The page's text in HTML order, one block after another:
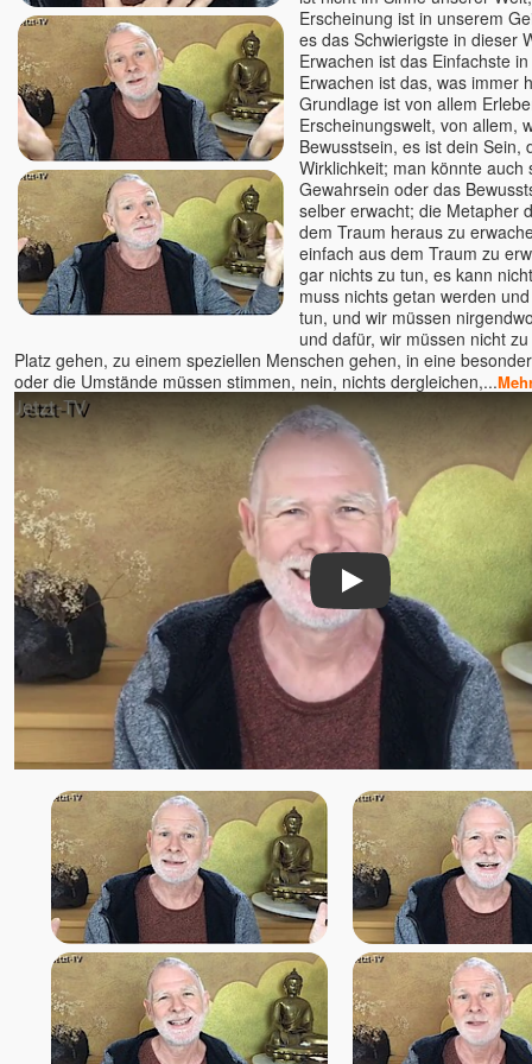
Mahima
Maitreya †
Malou
Mandakini
Manik
Marc Stollreiter Herz-Prophet
Marco Sein
Marcus Powarzynski
Mari
Mari Nil †
Maria Anna Groß
Maria Dott-Carmon
Marialma
Mariam Nour
Mariam Thomas Sura u.
Teresa Sura
Mariananda
Marie (Venu)
Mario Hirt
Marlon
Marta Soraya
Martin Erdmann
Martina Gallmetzer
Mayakarina Karin Gerlach
Meike Schütt
Michael Barnett †
Moksha
Mooji
Muni
Nabala
Nada
Naho Owada
Narada
Neeru
Niina
Erscheinung ist in unserem
es das Schwierigste in dieser
Erwachen ist das Einfachste
Erwachen ist das, was immer
Grundlage ist von allem
Erscheinungswelt, von allem,
Bewusstsein, es ist dein Sein,
Wirklichkeit; man könnte auch
Gewahrsein oder das
selber erwacht; die Metapher
dem Traum heraus zu
einfach aus dem Traum zu
gar nichts zu tun, es kann
muss nichts getan werden
tun, und wir müssen
und dafür, wir müssen nicht
Platz gehen, zu einem speziellen Menschen gehen, in eine
oder die Umstände müssen stimmen, nein, nichts dergleichen,...
Play